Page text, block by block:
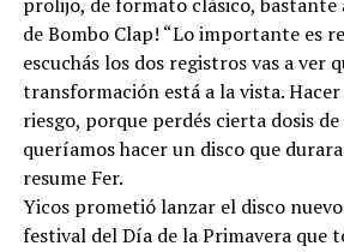
de Bombo Clap! “Lo importante es
escuchás los dos registros vas a ver
transformación está a la vista.
riesgo, porque perdés cierta dosis
queríamos hacer un disco que
resume Fer.
Yicos prometió lanzar el disco
festival del Día de la Primavera que